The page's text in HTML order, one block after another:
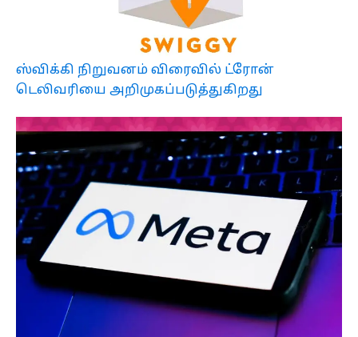
ஸ்விக்கி நிறுவனம் விரைவில் ட்ரோன்
டெலிவரியை அறிமுகப்படுத்துகிறது